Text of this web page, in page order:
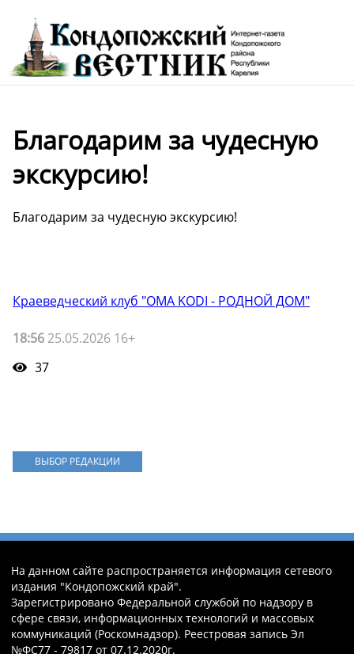
Благодарим за чудесную
экскурсию!
Благодарим за чудесную экскурсию!
Краеведческий клуб "OMA KODI - РОДНОЙ ДОМ"
18:56 25.05.2026 16+
37
ВЫБОР РЕДАКЦИИ
На данном сайте распространяется информация сетевого
издания "Кондопожский край".
Зарегистрировано Федеральной службой по надзору в
сфере связи, информационных технологий и массовых
коммуникаций (Роскомнадзор). Реестровая запись Эл
№ФС77 - 79817 от 07.12.2020г.